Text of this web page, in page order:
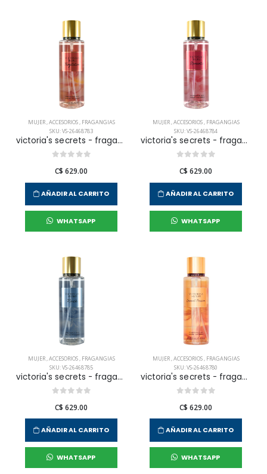
MUJER,ACCESORIOS, FRAGANGIAS
SKU: VS-26468783
victoria's secrets - fragancia corporal temptation para mujer
C$ 629.00
AÑADIR AL CARRITO
WHATSAPP
MUJER,ACCESORIOS, FRAGANGIAS
SKU: VS-26468784
victoria's secrets - fragancia corporal romantic para mujer
C$ 629.00
AÑADIR AL CARRITO
WHATSAPP
MUJER,ACCESORIOS, FRAGANGIAS
SKU: VS-26468785
victoria's secrets - fragancia corporal rush para mujer
C$ 629.00
AÑADIR AL CARRITO
WHATSAPP
MUJER,ACCESORIOS, FRAGANGIAS
SKU: VS-26468780
victoria's secrets - fragancia corporal coconut passion para mujer
C$ 629.00
AÑADIR AL CARRITO
WHATSAPP